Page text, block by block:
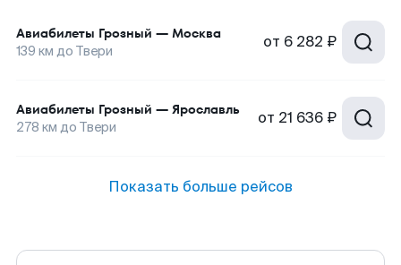
Авиабилеты Грозный — Москва
139 км до Твери от 6 282 ₽
Авиабилеты Грозный — Ярославль
278 км до Твери от 21 636 ₽
Показать больше рейсов